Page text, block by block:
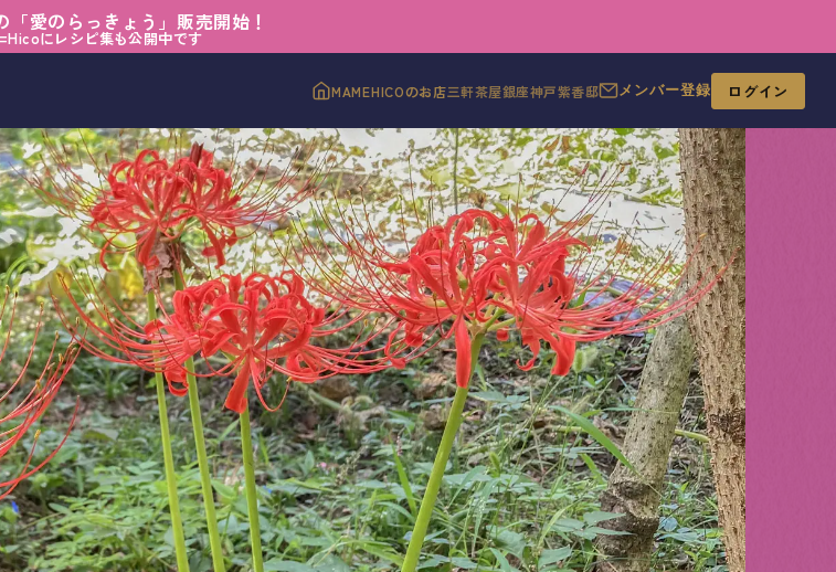
「愛のらっきょう」販売開始！
にレシピ集も公開中です
MAMEHICOのお店三軒茶屋銀座神戸紫香邸 メンバー登録 ログイン